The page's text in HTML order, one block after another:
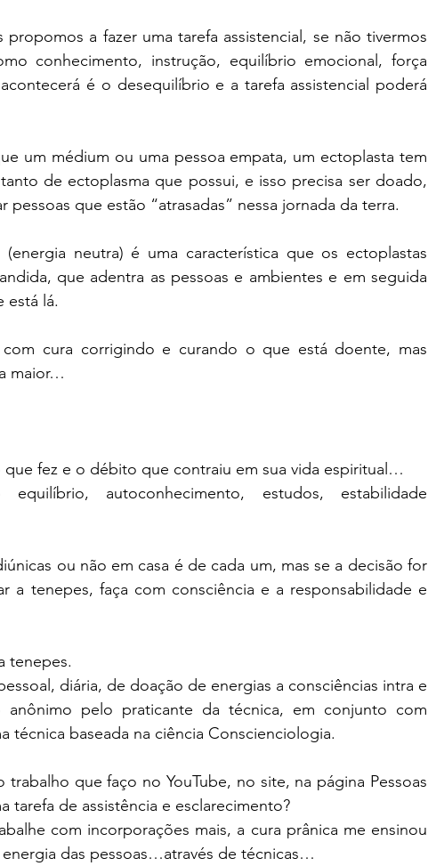
a fazer uma tarefa assistencial, se não tivermos
conhecimento, instrução, equilíbrio emocional, força
é o desequilíbrio e a tarefa assistencial poderá
um médium ou uma pessoa empata, um ectoplasta tem
de ectoplasma que possui, e isso precisa ser doado,
pessoas que estão “atrasadas” nessa jornada da terra.
neutra) é uma característica que os ectoplastas
que adentra as pessoas e ambientes e em seguida
está lá.
cura corrigindo e curando o que está doente, mas
maior…
fez e o débito que contraiu em sua vida espiritual…
autoconhecimento, estudos, estabilidade
ou não em casa é de cada um, mas se a decisão for
a tenepes, faça com consciência e a responsabilidade e
tenepes.
diária, de doação de energias a consciências intra e
anônimo pelo praticante da técnica, em conjunto com
técnica baseada na ciência Conscienciologia.
que faço no YouTube, no site, na página Pessoas
tarefa de assistência e esclarecimento?
com incorporações mais, a cura prânica me ensinou
das pessoas…através de técnicas…